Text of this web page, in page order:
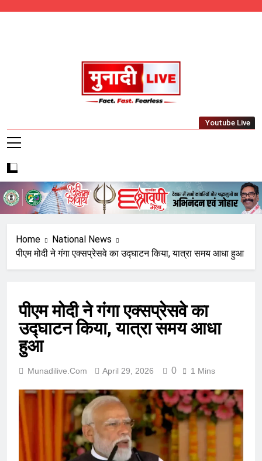
Munadi Live – Jharkhand's Leading Local
Youtube Live
Home
National News
पीएम मोदी ने गंगा एक्सप्रेसवे का उद्घाटन किया, यात्रा समय आधा हुआ
पीएम मोदी ने गंगा एक्सप्रेसवे का
उद्घाटन किया, यात्रा समय आधा
हुआ
Munadilive.com April 29, 2026 0 1 Mins